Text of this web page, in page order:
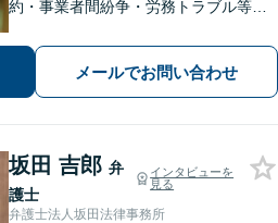
約・事業者間紛争・労務トラブル等ま
を中心に東海地方全域からご相談を承
っております。【夜間面談可能】【オ
ンライン相談可能】
メールでお問い合わせ
坂田 吉郎 弁
護士
インタビューを
見る
弁護士法人坂田法律事務所